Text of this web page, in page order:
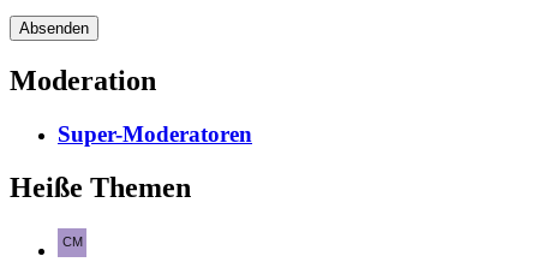
Moderation
Super-Moderatoren
Heiße Themen